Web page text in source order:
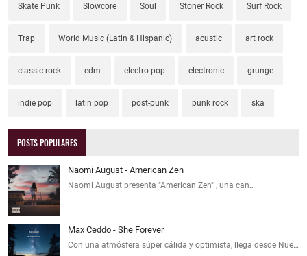
Skate Punk Slowcore Soul Stoner Rock Surf Rock
Trap World Music (Latin & Hispanic) acustic art rock
classic rock edm electro pop electronic grunge
indie pop latin pop post-punk punk rock ska
POSTS POPULARES
Naomi August - American Zen
Naomi August presenta "American Zen" , una can…
Max Ceddo - She Forever
Con una atmósfera súper cálida y optimista, llega desde Nue…